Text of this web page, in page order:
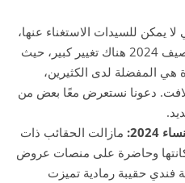
يمكن للسيدات الاستغناء عنها،
خاصة عند الخروج من المنزل، وصيف 2024 هناك تغيير كبير، حيث
هي المفضلة لدى الكثيرين،
دعونا نستعرض معًا بعض من
مازالت الحقائب ذات
وحاضرة على منصات عروض
فندي حقيبة رمادية تميزت